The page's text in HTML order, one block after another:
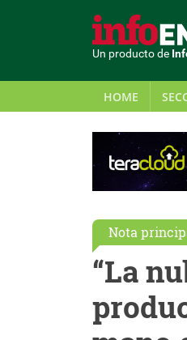
Un producto de
HOME
Nota
“La